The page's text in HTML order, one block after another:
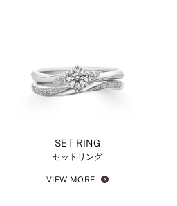
SET RING
セットリング
VIEW MORE